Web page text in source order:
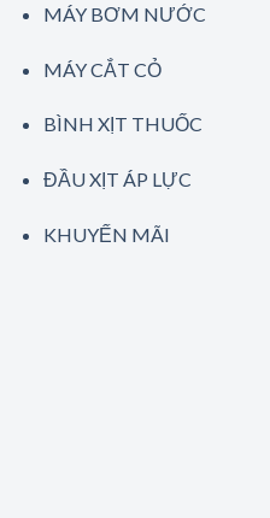
MÁY BƠM NƯỚC
MÁY CẮT CỎ
BÌNH XỊT THUỐC
ĐẦU XỊT ÁP LỰC
KHUYẾN MÃI